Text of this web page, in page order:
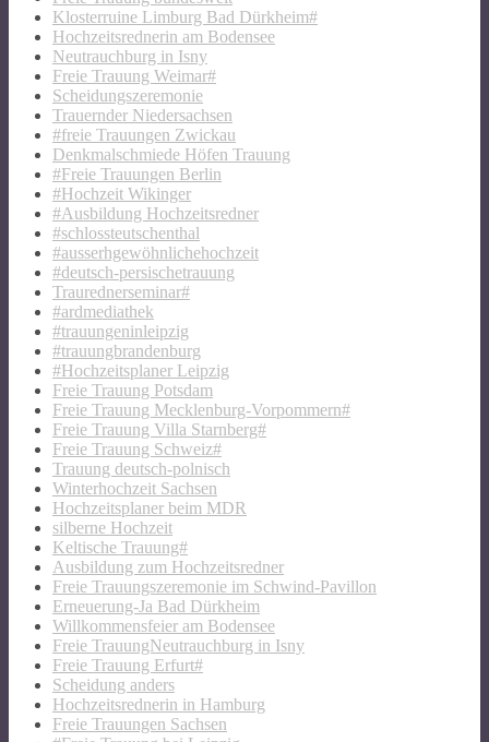
Klosterruine Limburg Bad Dürkheim#
Hochzeitsrednerin am Bodensee
Neutrauchburg in Isny
Freie Trauung Weimar#
Scheidungszeremonie
Trauernder Niedersachsen
#freie Trauungen Zwickau
Denkmalschmiede Höfen Trauung
#Freie Trauungen Berlin
#Hochzeit Wikinger
#Ausbildung Hochzeitsredner
#schlossteutschenthal
#ausserhgewöhnlichehochzeit
#deutsch-persischetrauung
Traurednerseminar#
#ardmediathek
#trauungeninleipzig
#trauungbrandenburg
#Hochzeitsplaner Leipzig
Freie Trauung Potsdam
Freie Trauung Mecklenburg-Vorpommern#
Freie Trauung Villa Starnberg#
Freie Trauung Schweiz#
Trauung deutsch-polnisch
Winterhochzeit Sachsen
Hochzeitsplaner beim MDR
silberne Hochzeit
Keltische Trauung#
Ausbildung zum Hochzeitsredner
Freie Trauungszeremonie im Schwind-Pavillon
Erneuerung-Ja Bad Dürkheim
Willkommensfeier am Bodensee
Freie TrauungNeutrauchburg in Isny
Freie Trauung Erfurt#
Scheidung anders
Hochzeitsrednerin in Hamburg
Freie Trauungen Sachsen